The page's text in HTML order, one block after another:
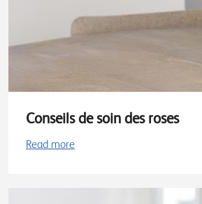
Conseils de soin des roses
Read more